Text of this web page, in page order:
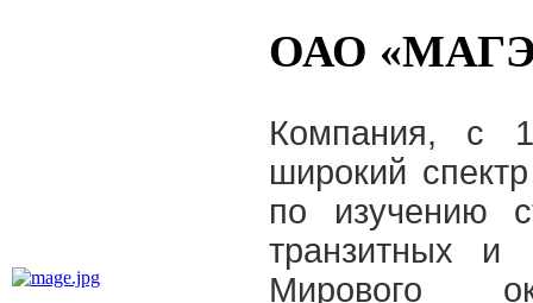
ОАО
Компания, с
широкий
по изучению
транзитных и
Мирового